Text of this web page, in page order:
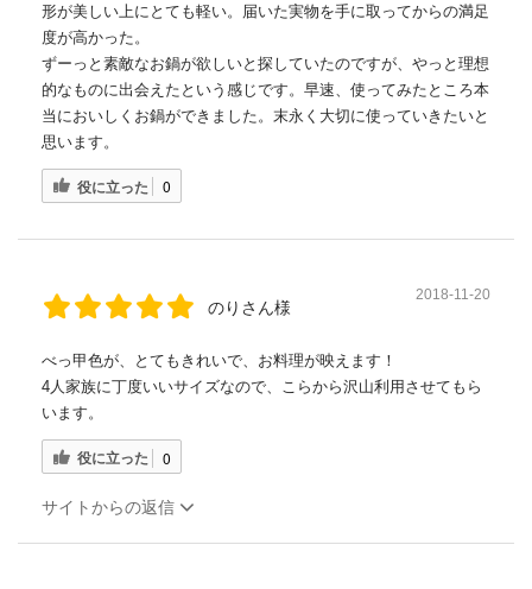
形が美しい上にとても軽い。届いた実物を手に取ってからの満足
度が高かった。
ずーっと素敵なお鍋が欲しいと探していたのですが、やっと理想
的なものに出会えたという感じです。早速、使ってみたところ本
当においしくお鍋ができました。末永く大切に使っていきたいと
思います。
役に立った 0
のりさん様
2018-11-20
べっ甲色が、とてもきれいで、お料理が映えます！
4人家族に丁度いいサイズなので、こらから沢山利用させてもら
います。
役に立った 0
サイトからの返信